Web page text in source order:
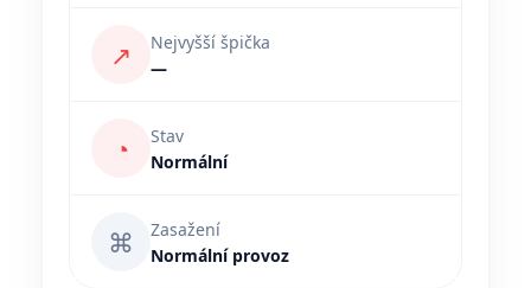
↗
Nejvyšší špička
—
◔
Stav
Normální
⌘
Zasažení
Normální provoz